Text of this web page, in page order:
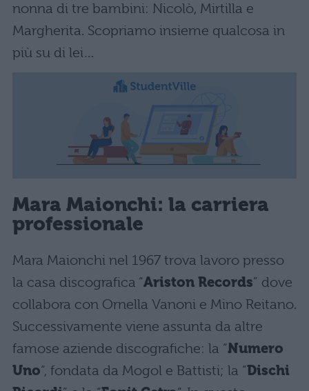
nonna di tre bambini: Nicolò, Mirtilla e
Margherita. Scopriamo insieme qualcosa in
più su di lei…
Mara Maionchi: la carriera
professionale
Mara Maionchi nel 1967 trova lavoro presso
la casa discografica “Ariston Records” dove
collabora con Ornella Vanoni e Mino Reitano.
Successivamente viene assunta da altre
famose aziende discografiche: la “Numero
Uno“, fondata da Mogol e Battisti; la “Dischi